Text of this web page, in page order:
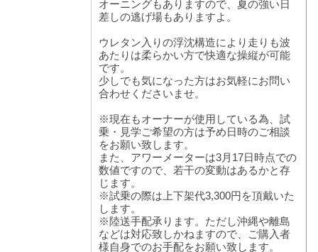
オーニングもありますので、夏の強い日
差しの逃げ場もありますよ。
ウレタン入りの浮沈構造により走りも波
あたりは柔らかい方で快適な操縦が可能
です。
少しでも気になった方はお気軽にお問い
合わせくださいませ。
※現在もオーナーが使用している為、試
乗・見学ご希望の方は予め日時のご相談
をお願い致します。
また、アワーメーターは3月17日時点での
数値ですので、若干の変動はあるかと存
じます。
※試乗の際は上下架代3,300円を頂戴いた
します。
※陸送手配承ります。ただし沖縄や離島
などは対応致しかねますので、ご購入者
様自身でのお手配をお願い致します。